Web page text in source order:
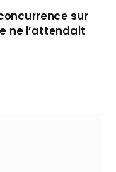
sur
ne l’attendait